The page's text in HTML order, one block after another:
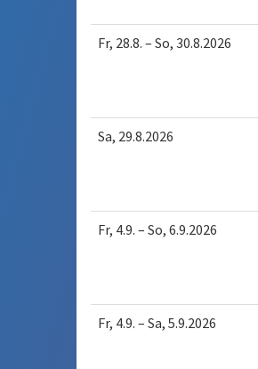
Fr, 28.8. – So, 30.8.2026
Sa, 29.8.2026
Fr, 4.9. – So, 6.9.2026
Fr, 4.9. – Sa, 5.9.2026